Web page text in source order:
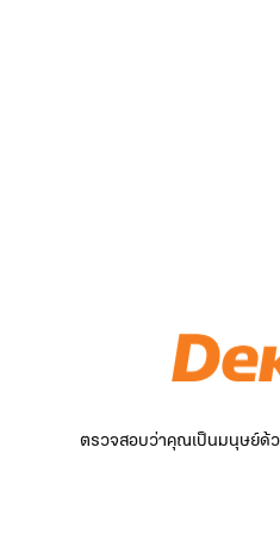
ตรวจสอบว่าคุณเป็นมนุษย์ด้ว